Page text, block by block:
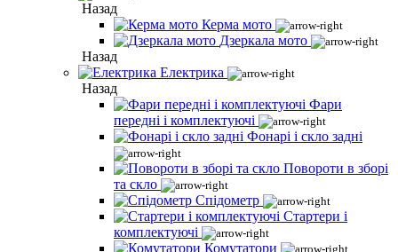
Назад
Керма мото
Дзеркала мото
Назад
Електрика
Назад
Фари
передні і комплектуючі
Фонарі і скло задні
Повороти в зборі
та скло
Спідометр
Стартери і
комплектуючі
Комутатори